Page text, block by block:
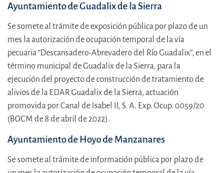
Ayuntamiento de Guadalix de la Sierra
Se somete al trámite de exposición pública por plazo de un
mes la autorización de ocupación temporal de la vía
pecuaria “Descansadero-Abrevadero del Río Guadalix”, en el
término municipal de Guadalix de la Sierra, para la
ejecución del proyecto de construcción de tratamiento de
alivios de la EDAR Guadalix de la Sierra, actuación
promovida por Canal de Isabel II, S. A. Exp. Ocup. 0059/20
(BOCM de 8 de abril de 2022).
Ayuntamiento de Hoyo de Manzanares
Se somete al trámite de información pública por plazo de